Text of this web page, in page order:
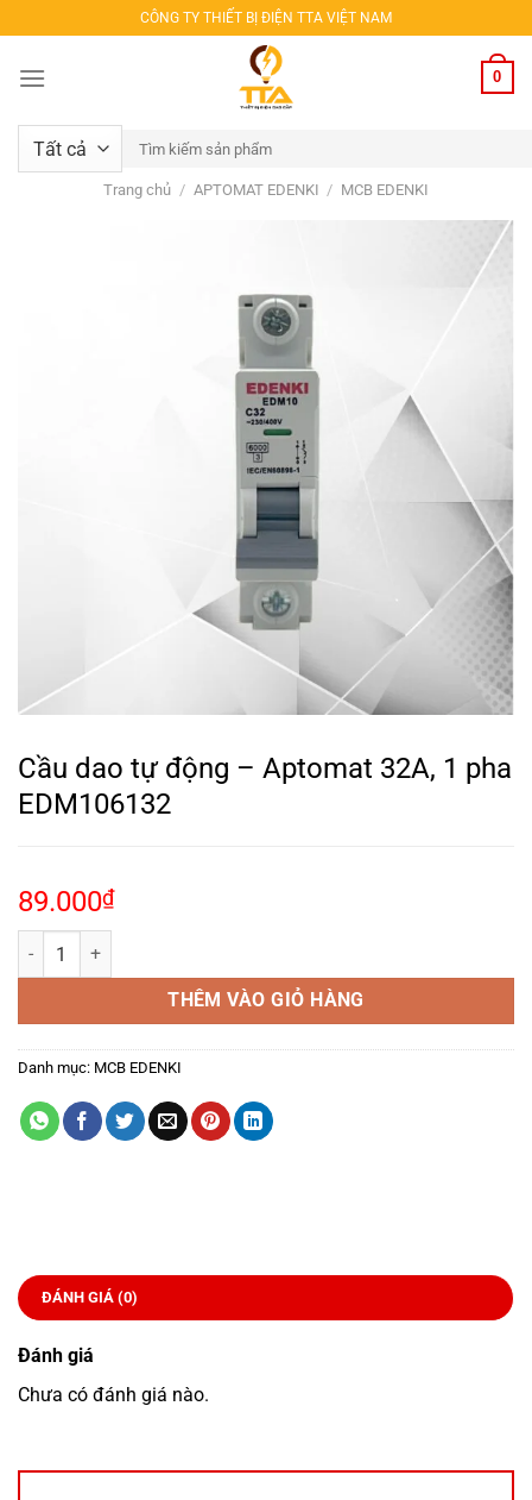
qua
nội
CÔNG TY THIẾT BỊ ĐIỆN TTA VIỆT NAM
0
Tìm
kiếm:
Trang chủ / APTOMAT EDENKI / MCB EDENKI
Cầu dao tự động – Aptomat 32A, 1 pha
EDM106132
89.000₫
Cầu dao tự động – Aptomat 32A, 1 pha EDM106132 số lượng
THÊM VÀO GIỎ HÀNG
Danh mục: MCB EDENKI
ĐÁNH GIÁ (0)
Đánh giá
Chưa có đánh giá nào.